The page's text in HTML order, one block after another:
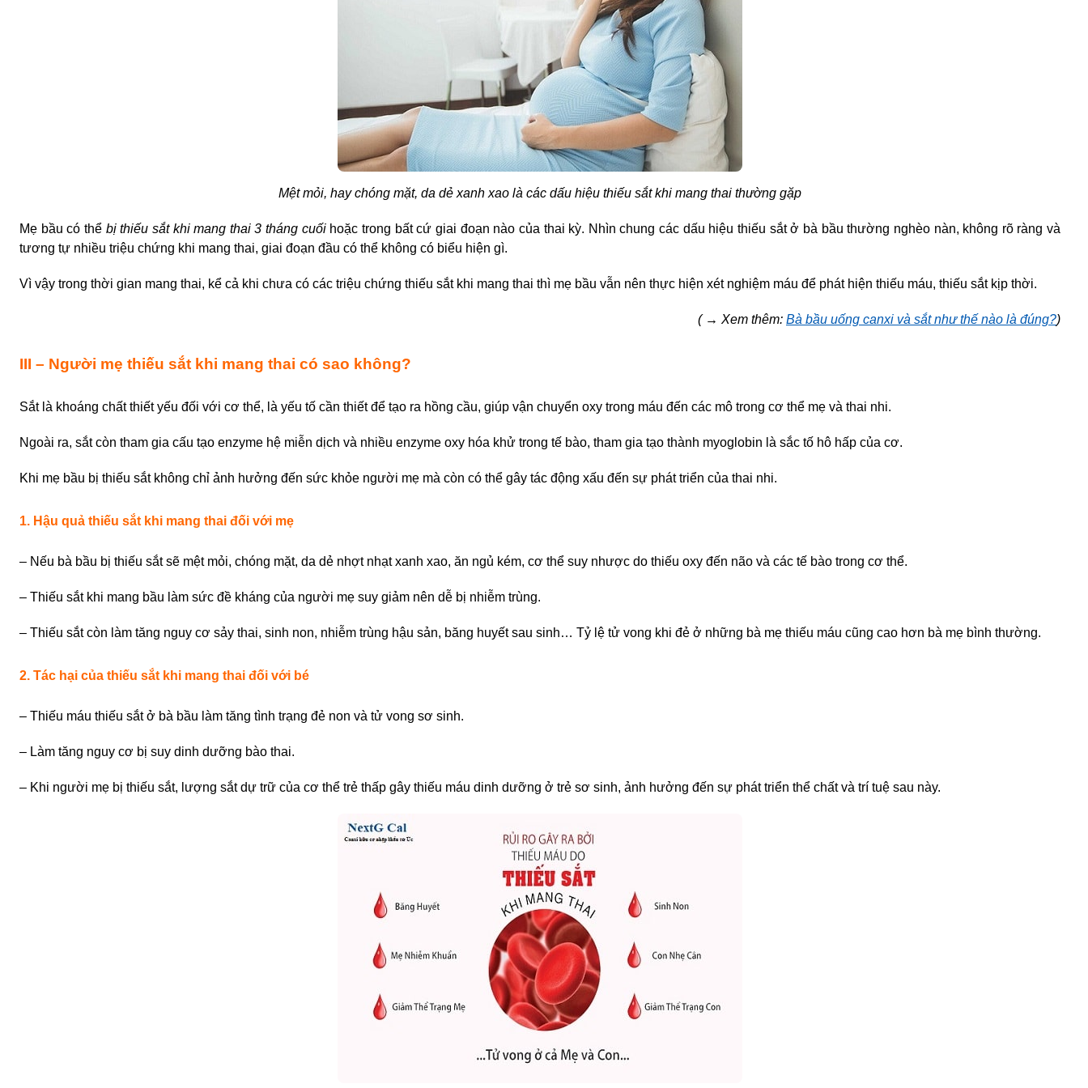
Mệt mỏi, hay chóng mặt, da dẻ xanh xao là các dấu hiệu thiếu sắt khi mang thai thường gặp
Mẹ bầu có thể bịthiếu sắt khi mang thai 3 tháng cuối hoặc trong bất cứ giai đoạn nào của thai kỳ. Nhìn chung các dấu hiệu thiếu sắt ở bà bầuthường nghèo nàn, không rõ ràng và
tương tự nhiều triệu chứng khi mang thai, giai đoạn đầu có thể không có biểu hiện gì.
Vì vậy trong thời gian mang thai, kể cả khi chưa có các triệu chứng thiếu sắt khi mang thai thì mẹ bầu vẫn nên thực hiện xét nghiệm máu để phát hiện thiếu máu, thiếu sắt kịp thời.
( → Xem thêm: Bà bầu uống canxi và sắt như thế nào là đúng?)
III – Người mẹ thiếu sắt khi mang thai có sao không?
Sắt là khoáng chất thiết yếu đối với cơ thể, là yếu tố cần thiết để tạo ra hồng cầu, giúp vận chuyển oxy trong máu đến các mô trong cơ thể mẹ và thai nhi.
Ngoài ra, sắt còn tham gia cấu tạo enzyme hệ miễn dịch và nhiều enzyme oxy hóa khử trong tế bào, tham gia tạo thành myoglobin là sắc tố hô hấp của cơ.
Khi mẹ bầu bị thiếu sắtkhông chỉ ảnh hưởng đến sức khỏe người mẹ mà còn có thể gây tác động xấu đến sự phát triển của thai nhi.
1. Hậu quả thiếu sắt khi mang thai đối với mẹ
– Nếu bà bầu bị thiếu sắtsẽ mệt mỏi, chóng mặt, da dẻ nhợt nhạt xanh xao, ăn ngủ kém, cơ thể suy nhược do thiếu oxy đến não và các tế bào trong cơ thể.
– Thiếu sắt khi mang bầu làm sức đề kháng của người mẹ suy giảm nên dễ bị nhiễm trùng.
– Thiếu sắt còn làm tăng nguy cơ sảy thai, sinh non, nhiễm trùng hậu sản, băng huyết sau sinh… Tỷ lệ tử vong khi đẻ ở những bà mẹ thiếu máu cũng cao hơn bà mẹ bình thường.
2. Tác hại của thiếu sắt khi mang thai đối với bé
– Thiếu máu thiếu sắt ở bà bầu làm tăng tình trạng đẻ non và tử vong sơ sinh.
– Làm tăng nguy cơ bị suy dinh dưỡng bào thai.
– Khi người mẹ bị thiếu sắt, lượng sắt dự trữ của cơ thể trẻ thấp gây thiếu máu dinh dưỡng ở trẻ sơ sinh, ảnh hưởng đến sự phát triển thể chất và trí tuệ sau này.